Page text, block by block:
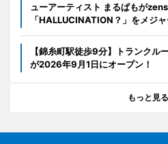
ューアーティスト まるぱもが
「HALLUCINATION？」をメジ
【錦糸町駅徒歩9分】トランクル
が2026年9月1日にオープン！
もっと見る